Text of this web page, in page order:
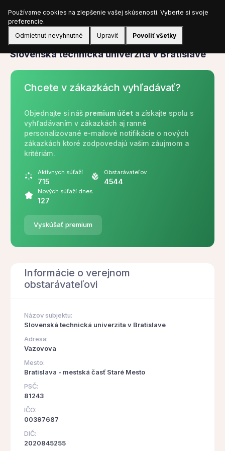
Prihlásiť sa
Verejný obstarávateľ
Slovenská technická univerzita v Bratislave
Chcete v zákazkách vyhľadávať?
Objednajte si náš premium účet a získajte spolu s
vyhľadávaním v zákazkách aj ranné
personalizované e-mailové notifikácie o nových
zákazkách ktoré zodpovedajú vašim záujmom a
kritériám.
Aktívnych súťaží
715
Obstarávateľov
4544
Nových súťaží dnes
127
Vyskúšať premium
Informácie o verejnom
obstarávateľovi
Názov subjektu:
Slovenská technická univerzita v Bratislave
Adresa:
Vazovova
Mesto:
Bratislava - mestská časť Staré Mesto
PSČ:
81243
IČO:
00397687
DIČ:
2020845255
Používame cookies na zlepšenie vašej skúsenosti. Vyberte si svoje
preferencie.
Odmietnuť nevyhnutné
Upraviť Povoliť všetky